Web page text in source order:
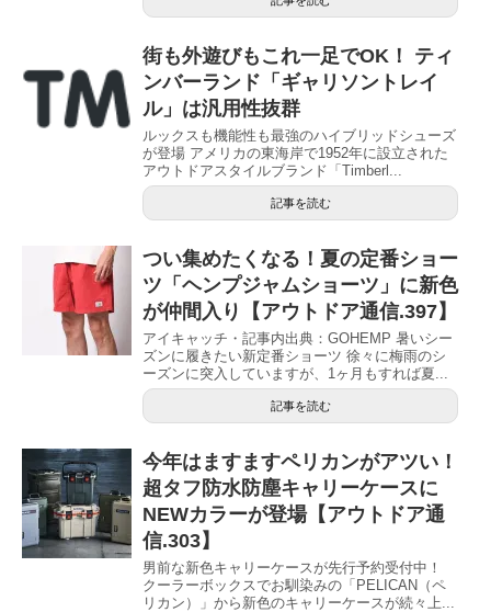
街も外遊びもこれ一足でOK！ ティ
ンバーランド「ギャリソントレイ
ル」は汎用性抜群
ルックスも機能性も最強のハイブリッドシューズ
が登場 アメリカの東海岸で1952年に設立された
アウトドアスタイルブランド「Timberl...
記事を読む
つい集めたくなる！夏の定番ショー
ツ「ヘンプジャムショーツ」に新色
が仲間入り【アウトドア通信.397】
アイキャッチ・記事内出典：GOHEMP 暑いシー
ズンに履きたい新定番ショーツ 徐々に梅雨のシ
ーズンに突入していますが、1ヶ月もすれば夏...
記事を読む
今年はますますペリカンがアツい！
超タフ防水防塵キャリーケースに
NEWカラーが登場【アウトドア通
信.303】
男前な新色キャリーケースが先行予約受付中！
クーラーボックスでお馴染みの「PELICAN（ペ
リカン）」から新色のキャリーケースが続々上...